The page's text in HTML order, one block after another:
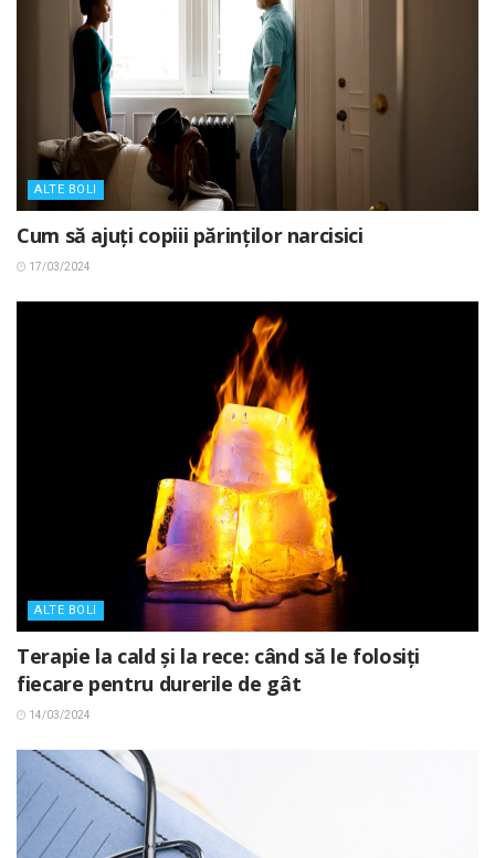
ALTE BOLI
Cum să ajuți copiii părinților narcisici
17/03/2024
ALTE BOLI
Terapie la cald și la rece: când să le folosiți
fiecare pentru durerile de gât
14/03/2024